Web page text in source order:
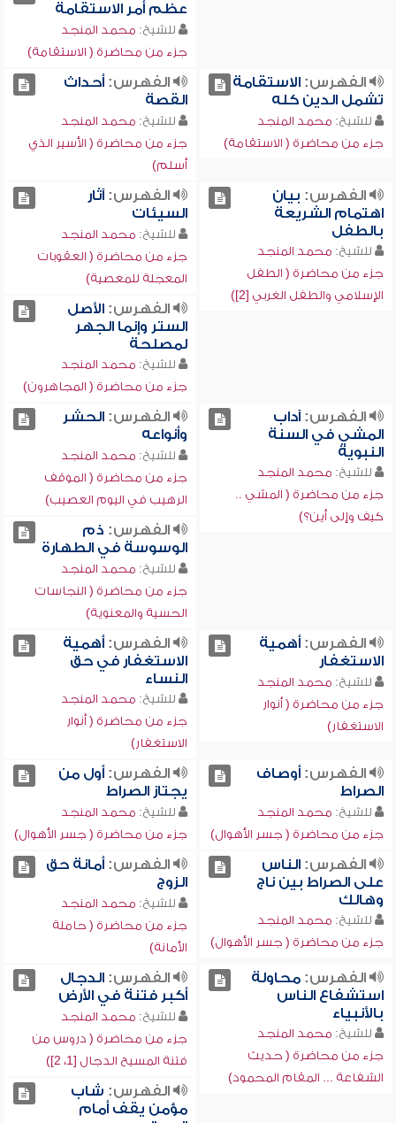
عظم أمر الاستقامة
للشيخ: محمد المنجد
جزء من محاضرة ( الاستقامة)
الفهرس:الاستقامة
تشمل الدين كله
للشيخ: محمد المنجد
جزء من محاضرة ( الاستقامة)
الفهرس:أحداث
القصة
للشيخ: محمد المنجد
جزء من محاضرة ( الأسير الذي
أسلم)
الفهرس: بيان
اهتمام الشريعة
بالطفل
للشيخ: محمد المنجد
جزء من محاضرة ( الطفل
الإسلامي والطفل الغربي [2])
الفهرس:آثار
السيئات
للشيخ: محمد المنجد
جزء من محاضرة ( العقوبات
المعجلة للمعصية)
الفهرس:الأصل
الستر وإنما الجهر
لمصلحة
للشيخ: محمد المنجد
جزء من محاضرة ( المجاهرون)
الفهرس:آداب
المشي في السنة
النبوية
للشيخ: محمد المنجد
جزء من محاضرة ( المشي ..
كيف وإلى أين؟)
الفهرس:الحشر
وأنواعه
للشيخ: محمد المنجد
جزء من محاضرة ( الموقف
الرهيب في اليوم العصيب)
الفهرس: ذم
الوسوسة في الطهارة
للشيخ: محمد المنجد
جزء من محاضرة ( النجاسات
الحسية والمعنوية)
الفهرس:أهمية
الاستغفار
للشيخ: محمد المنجد
جزء من محاضرة ( أنوار
الاستغفار)
الفهرس:أهمية
الاستغفار في حق
النساء
للشيخ: محمد المنجد
جزء من محاضرة ( أنوار
الاستغفار)
الفهرس:أوصاف
الصراط
للشيخ: محمد المنجد
جزء من محاضرة ( جسر الأهوال)
الفهرس:أول من
يجتاز الصراط
للشيخ: محمد المنجد
جزء من محاضرة ( جسر الأهوال)
الفهرس:الناس
على الصراط بين ناج
وهالك
للشيخ: محمد المنجد
جزء من محاضرة ( جسر الأهوال)
الفهرس:أمانة حق
الزوج
للشيخ: محمد المنجد
جزء من محاضرة ( حاملة
الأمانة)
الفهرس:محاولة
استشفاع الناس
بالأنبياء
للشيخ: محمد المنجد
جزء من محاضرة ( حديث
الشفاعة ... المقام المحمود)
الفهرس:الدجال
أكبر فتنة في الأرض
للشيخ: محمد المنجد
جزء من محاضرة ( دروس من
فتنة المسيح الدجال [1، 2])
الفهرس: شاب
مؤمن يقف أمام